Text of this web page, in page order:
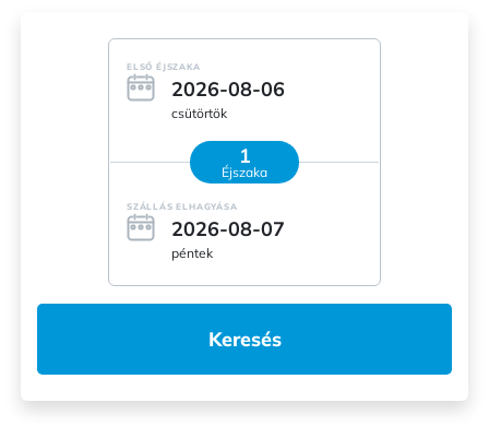
ELSŐ ÉJSZAKA
2026-08-06
csütörtök
1
Éjszaka
SZÁLLÁS ELHAGYÁSA
2026-08-07
péntek
Keresés